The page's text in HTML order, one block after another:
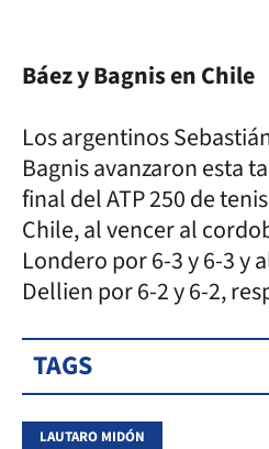
Báez y Bagnis en Chile
Los argentinos
Bagnis avanzaron esta
final del ATP 250 de
Chile, al vencer al
Londero por 6-3 y 6-3 y
Dellien por 6-2 y 6-2,
TAGS
LAUTARO MIDÓN